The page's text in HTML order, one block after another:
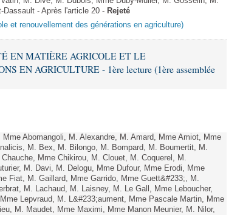
Dassault - Après l'article 20 - Rejeté
et renouvellement des générations en agriculture)
EN MATIÈRE AGRICOLE ET LE
EN AGRICULTURE - 1ère lecture (1ère assemblée
Abomangoli, M. Alexandre, M. Amard, Mme Amiot, Mme
M. Bex, M. Bilongo, M. Bompard, M. Boumertit, M.
Mme Chikirou, M. Clouet, M. Coquerel, M.
M. Davi, M. Delogu, Mme Dufour, Mme Erodi, Mme
Fiat, M. Gaillard, Mme Garrido, Mme Guett&#233;, M.
M. Lachaud, M. Laisney, M. Le Gall, Mme Leboucher,
Lepvraud, M. L&#233;aument, Mme Pascale Martin, Mme
M. Maudet, Mme Maximi, Mme Manon Meunier, M. Nilor,